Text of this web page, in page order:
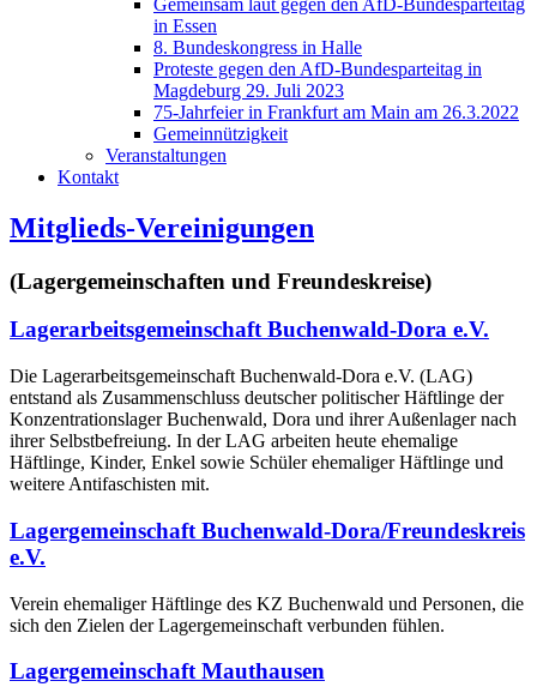
in Essen
8. Bundeskongress in Halle
Proteste gegen den AfD-Bundesparteitag in
Magdeburg 29. Juli 2023
75-Jahrfeier in Frankfurt am Main am 26.3.2022
Gemeinnützigkeit
Veranstaltungen
Kontakt
Mitglieds-Vereinigungen
(Lagergemeinschaften und Freundeskreise)
Lagerarbeitsgemeinschaft Buchenwald-Dora e.V.
Die Lagerarbeitsgemeinschaft Buchenwald-Dora e.V. (LAG)
entstand als Zusammenschluss deutscher politischer Häftlinge der
Konzentrationslager Buchenwald, Dora und ihrer Außenlager nach
ihrer Selbstbefreiung. In der LAG arbeiten heute ehemalige
Häftlinge, Kinder, Enkel sowie Schüler ehemaliger Häftlinge und
weitere Antifaschisten mit.
Lagergemeinschaft Buchenwald-Dora/Freundeskreis
e.V.
Verein ehemaliger Häftlinge des KZ Buchenwald und Personen, die
sich den Zielen der Lagergemeinschaft verbunden fühlen.
Lagergemeinschaft Mauthausen